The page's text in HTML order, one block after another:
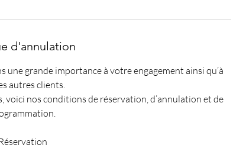
d'annulation
une grande importance à votre engagement ainsi qu’à
autres clients.
voici nos conditions de réservation, d’annulation et de